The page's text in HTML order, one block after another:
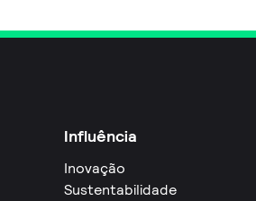
Influência
Inovação
Sustentabilidade